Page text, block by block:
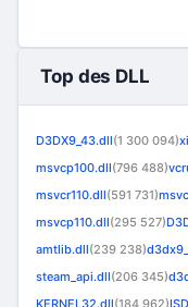
Top des DLL
D3DX9_43.dll(1 300 094)
msvcp100.dll(796 488)
msvcr110.dll(591 731)
msvcp110.dll(295 527)
amtlib.dll(239 238)
steam_api.dll(206 345)